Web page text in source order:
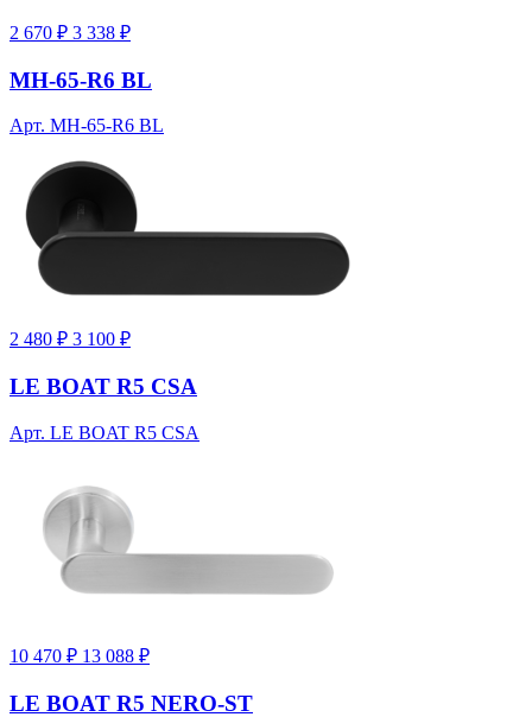
2 670 ₽ 3 338 ₽
MH-65-R6 BL
Арт. MH-65-R6 BL
2 480 ₽ 3 100 ₽
LE BOAT R5 CSA
Арт. LE BOAT R5 CSA
10 470 ₽ 13 088 ₽
LE BOAT R5 NERO-ST